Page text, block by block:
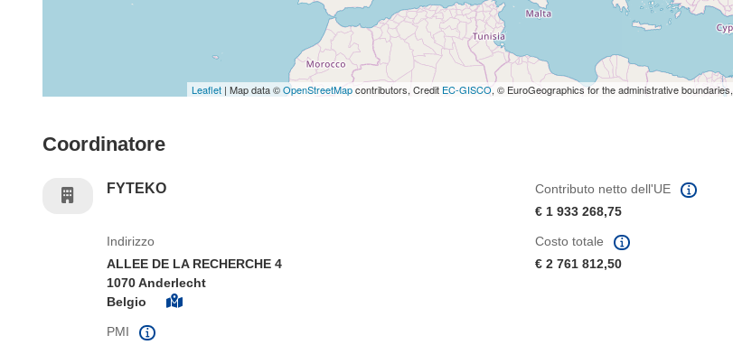
Leaflet | Map data ©OpenStreetMapcontributors, Credit EC-GISCO, © EuroGeographics for the administrative boundaries,
Coordinatore
FYTEKO
Contributo netto dell'UE
€ 1 933 268,75
Indirizzo
ALLEE DE LA RECHERCHE 4
1070 Anderlecht
Belgio
PMI
Costo totale
€ 2 761 812,50